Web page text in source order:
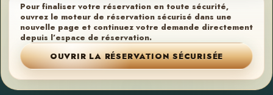
Pour finaliser votre réservation en toute sécurité,
ouvrez le moteur de réservation sécurisé dans une
nouvelle page et continuez votre demande directement
depuis l’espace de réservation.
OUVRIR LA RÉSERVATION SÉCURISÉE